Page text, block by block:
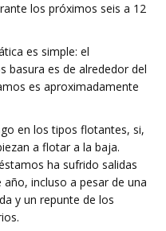
los próximos seis a 12
es simple: el
basura es de alrededor del
es aproximadamente
en los tipos flotantes, si,
a flotar a la baja.
ha sufrido salidas
incluso a pesar de una
y un repunte de los